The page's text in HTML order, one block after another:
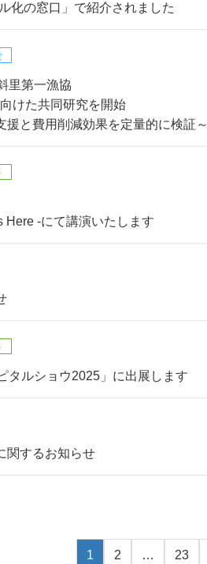
化の窓口」で紹介されました
里第一漁協
けた共同研究を開始
援と費用削減効果を定量的に検証～
Here -にて講演いたします
タルショウ2025」に出展します
関するお知らせ
1 2 … 23